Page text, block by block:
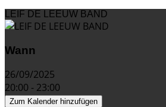
LEIF DE LEEUW BAND
Wann
26/09/2025
20:00 - 23:00
Zum Kalender hinzufügen